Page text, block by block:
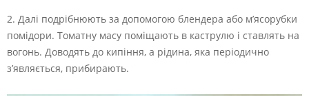
2. Далі подрібнюють за допомогою блендера або м’ясорубки
помідори. Томатну масу поміщають в каструлю і ставлять на
вогонь. Доводять до кипіння, а рідина, яка періодично
з’являється, прибирають.